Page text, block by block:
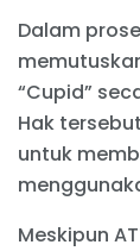
Dalam
“Cupid”
Hak
untuk
Meskipun